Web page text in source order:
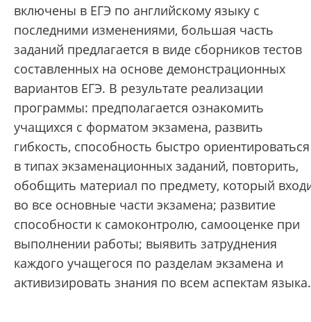
включены в ЕГЭ по английскому языку с
последними изменениями, большая часть
заданий предлагается в виде сборников тестов
составленных на основе демонстрационных
вариантов ЕГЭ. В результате реализации
программы: предполагается ознакомить
учащихся с форматом экзамена, развить
гибкость, способность быстро ориентироваться
в типах экзаменационных заданий, повторить,
обобщить материал по предмету, который
во все основные части экзамена; развитие
способности к самоконтролю, самооценке при
выполнении работы; выявить затруднения
каждого учащегося по разделам экзамена и
активизировать знания по всем аспектам языка.